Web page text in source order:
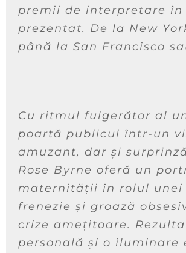
premii de interpretare
prezentat. De la New
până la San Francisco
Cu ritmul fulgerător al
poartă publicul într-un
amuzant, dar și
Rose Byrne oferă un
maternității în rolul unei
frenezie și groază
crize amețitoare.
personală și o